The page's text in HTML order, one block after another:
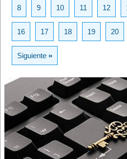
8 9 10 11 12
16 17 18 19 20
Siguiente»